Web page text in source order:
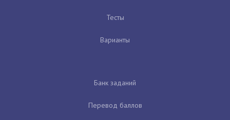
Тесты
Варианты
Банк заданий
Перевод баллов